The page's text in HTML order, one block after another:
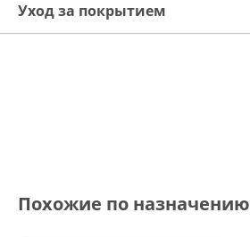
Уход за покрытием
Похожие по назначению